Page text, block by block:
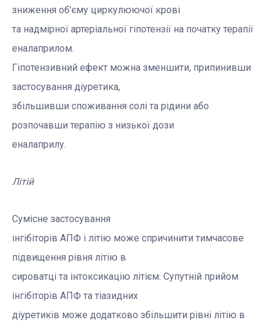
зниження об’єму циркулюючої крові
та надмірної артеріальної гіпотензії на початку терапії
еналаприлом.
Гіпотензивний ефект можна зменшити, припинивши
застосування діуретика,
збільшивши споживання солі та рідини або
розпочавши терапію з низької дози
еналаприлу.
Літій
Сумісне застосування
інгібіторів АПФ і літію може спричинити тимчасове
підвищення рівня літію в
сироватці та інтоксикацію літієм. Супутній прийом
інгібіторів АПФ та тіазидних
діуретиків може додатково збільшити рівні літію в